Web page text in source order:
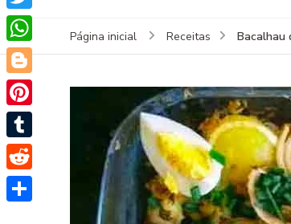
Página inicial Receitas Bacalhau
Twitter
WhatsApp
Blogger
Pinterest
Tumblr
Reddit